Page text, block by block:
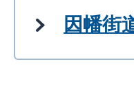
因幡街